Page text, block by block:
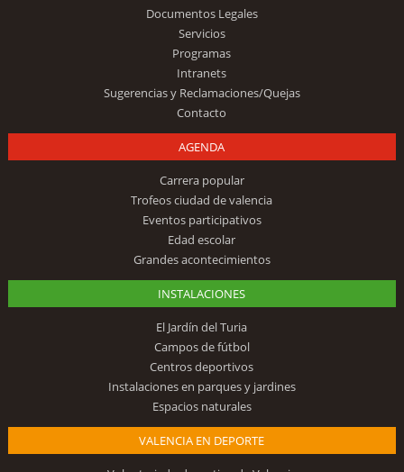
Documentos Legales
Servicios
Programas
Intranets
Sugerencias y Reclamaciones/Quejas
Contacto
AGENDA
Carrera popular
Trofeos ciudad de valencia
Eventos participativos
Edad escolar
Grandes acontecimientos
INSTALACIONES
El Jardín del Turia
Campos de fútbol
Centros deportivos
Instalaciones en parques y jardines
Espacios naturales
VALENCIA EN DEPORTE